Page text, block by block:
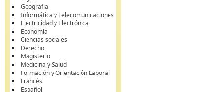
Geografía
Informática y Telecomunicaciones
Electricidad y Electrónica
Economía
Ciencias sociales
Derecho
Magisterio
Medicina y Salud
Formación y Orientación Laboral
Francés
Español